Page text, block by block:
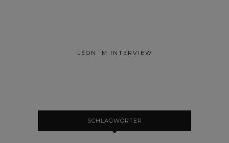
LÉON IM INTERVIEW
SCHLAGWÖRTER